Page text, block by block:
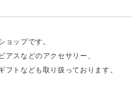
ョップです。
スなどのアクセサリー、
トなども取り扱っております。